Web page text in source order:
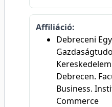
Affiliáció:
Debreceni
Debrecen.
Business.
Commerce